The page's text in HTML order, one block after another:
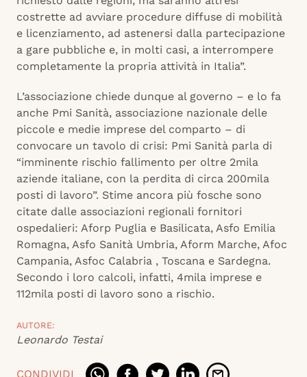
costrette ad avviare procedure diffuse di mobilità
e licenziamento, ad astenersi dalla partecipazione
a gare pubbliche e, in molti casi, a interrompere
completamente la propria attività in Italia”.
L’associazione chiede dunque al governo – e lo fa
anche Pmi Sanità, associazione nazionale delle
piccole e medie imprese del comparto – di
convocare un tavolo di crisi: Pmi Sanità parla di
“imminente rischio fallimento per oltre 2mila
aziende italiane, con la perdita di circa 200mila
posti di lavoro”. Stime ancora più fosche sono
citate dalle associazioni regionali fornitori
ospedalieri: Aforp Puglia e Basilicata, Asfo Emilia
Romagna, Asfo Sanità Umbria, Aform Marche, Afoc
Campania, Asfoc Calabria , Toscana e Sardegna.
Secondo i loro calcoli, infatti, 4mila imprese e
112mila posti di lavoro sono a rischio.
AUTORE:
Leonardo Testai
CONDIVIDI